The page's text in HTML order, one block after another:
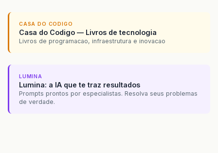
CASA DO CODIGO
Casa do Codigo — Livros de tecnologia
Livros de programacao, infraestrutura e inovacao
LUMINA
Lumina: a IA que te traz resultados
Prompts prontos por especialistas. Resolva seus problemas
de verdade.